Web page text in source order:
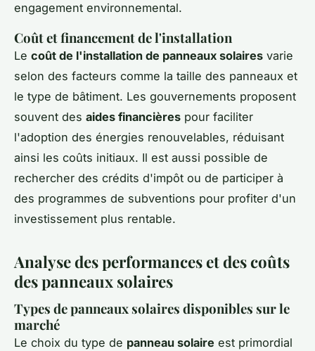
engagement environnemental.
Coût et financement de l'installation
Le coût de l'installation de panneaux solaires varie
selon des facteurs comme la taille des panneaux et
le type de bâtiment. Les gouvernements proposent
souvent des aides financières pour faciliter
l'adoption des énergies renouvelables, réduisant
ainsi les coûts initiaux. Il est aussi possible de
rechercher des crédits d'impôt ou de participer à
des programmes de subventions pour profiter d'un
investissement plus rentable.
Analyse des performances et des coûts
des panneaux solaires
Types de panneaux solaires disponibles sur le
marché
Le choix du type de panneau solaire est primordial